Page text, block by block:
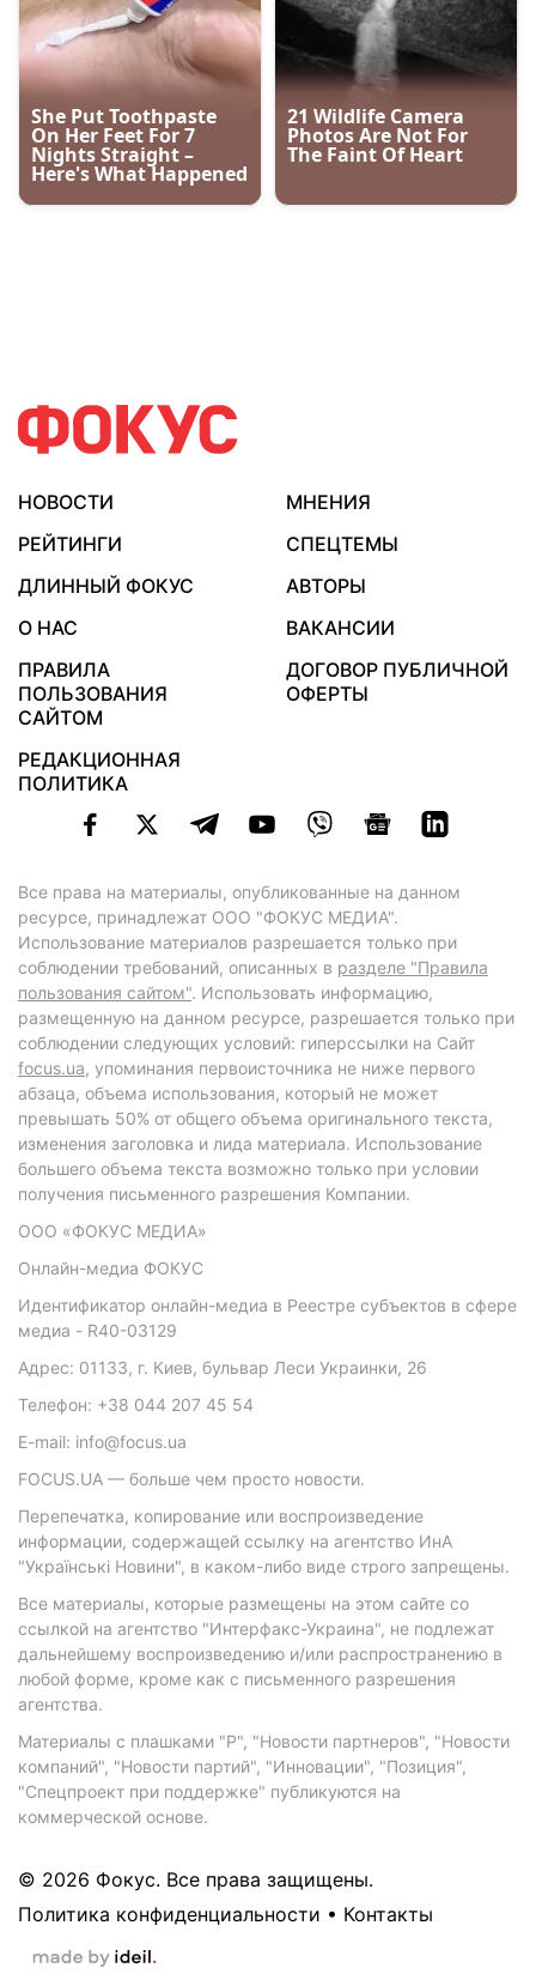
НОВОСТИ
МНЕНИЯ
РЕЙТИНГИ
СПЕЦТЕМЫ
ДЛИННЫЙ ФОКУС
АВТОРЫ
О НАС
ВАКАНСИИ
ПРАВИЛА
ПОЛЬЗОВАНИЯ
САЙТОМ
ДОГОВОР ПУБЛИЧНОЙ
ОФЕРТЫ
РЕДАКЦИОННАЯ
ПОЛИТИКА
Все права на материалы, опубликованные на данном
ресурсе, принадлежат ООО "ФОКУС МЕДИА".
Использование материалов разрешается только при
соблюдении требований, описанных в разделе "Правила
пользования сайтом". Использовать информацию,
размещенную на данном ресурсе, разрешается только при
соблюдении следующих условий: гиперссылки на Сайт
focus.ua, упоминания первоисточника не ниже первого
абзаца, объема использования, который не может
превышать 50% от общего объема оригинального текста,
изменения заголовка и лида материала. Использование
большего объема текста возможно только при условии
получения письменного разрешения Компании.
ООО «ФОКУС МЕДИА»
Онлайн-медиа ФОКУС
Идентификатор онлайн-медиа в Реестре субъектов в сфере
медиа - R40-03129
Адрес: 01133, г. Киев, бульвар Леси Украинки, 26
Телефон: +38 044 207 45 54
E-mail: info@focus.ua
FOCUS.UA — больше чем просто новости.
Перепечатка, копирование или воспроизведение
информации, содержащей ссылку на агентство ИнА
"Українські Новини", в каком-либо виде строго запрещены.
Все материалы, которые размещены на этом сайте со
ссылкой на агентство "Интерфакс-Украина", не подлежат
дальнейшему воспроизведению и/или распространению в
любой форме, кроме как с письменного разрешения
агентства.
Материалы с плашками "Р", "Новости партнеров", "Новости
компаний", "Новости партий", "Инновации", "Позиция",
"Спецпроект при поддержке" публикуются на
коммерческой основе.
© 2026 Фокус. Все права защищены.
Политика конфиденциальности • Контакты